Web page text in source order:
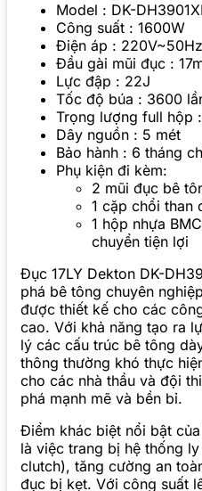
Model : DK-
Công suất : 1600W
Điện áp : 220V~50Hz
Đầu gài mũi đục :
Lực đập : 22J
Tốc độ búa : 3600
Trọng lượng full hộp
Dây nguồn : 5 mét
Bảo hành : 6 tháng
Phụ kiện đi kèm:
2 mũi đục bê
1 cặp chổi than
1 hộp nhựa
chuyển tiện lợi
Đục 17LY Dekton DK-
phá bê tông chuyên
được thiết kế cho các
cao. Với khả năng tạo ra
lý các cấu trúc bê tông
thông thường khó thực
cho các nhà thầu và đội
phá mạnh mẽ và bền bỉ.
Điểm khác biệt nổi bật
là việc trang bị hệ thống
clutch), tăng cường an
đục bị kẹt. Với công suất